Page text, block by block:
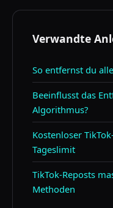
Verwandte
So entfernst du
Beeinflusst das
Algorithmus?
Kostenloser
Tageslimit
TikTok-Reposts
Methoden